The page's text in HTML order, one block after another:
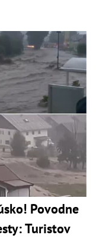
Povodne
Turistov